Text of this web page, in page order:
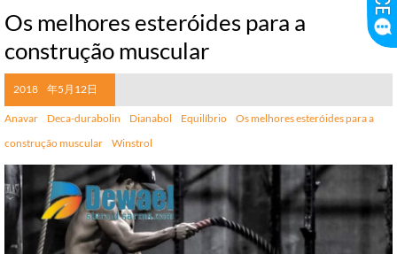
Os melhores esteróides para a
construção muscular
2018 年5月12日
Anavar Deca-durabolin Dianabol Equilíbrio
Os melhores esteróides para a
construção muscular
Winstrol